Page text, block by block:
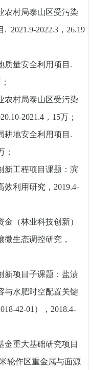
农村局泰山区受污染
. 2021.9-2022.3， 26.19
质量安全利用项目 .
农村局泰山区受污染
2021.4， 15万；
耕地安全利用项目 .
；
新工程项目课题：滨
利用研究， 2019.4-
（林业科技创新）
生态调控研究，
新项目子课题：盐渍
与水肥时空配置关键
42-01）， 2018.4-
金重大基础研究项目
轮作区重金属与面源